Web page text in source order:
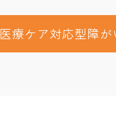
医療ケア対応型障